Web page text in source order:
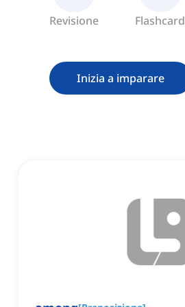
Revisione Flashcard
Inizia a imparare